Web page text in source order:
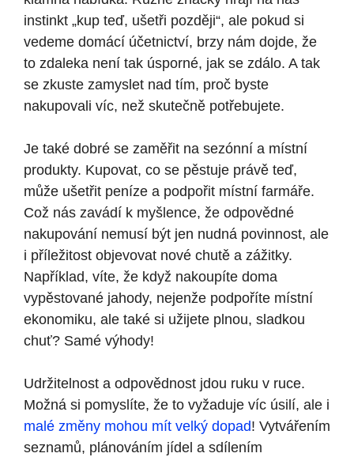
instinkt „kup teď, ušetři později“, ale pokud si
vedeme domácí účetnictví, brzy nám dojde, že
to zdaleka není tak úsporné, jak se zdálo. A tak
se zkuste zamyslet nad tím, proč byste
nakupovali víc, než skutečně potřebujete.
Je také dobré se zaměřit na sezónní a místní
produkty. Kupovat, co se pěstuje právě teď,
může ušetřit peníze a podpořit místní farmáře.
Což nás zavádí k myšlence, že odpovědné
nakupování nemusí být jen nudná povinnost, ale
i příležitost objevovat nové chutě a zážitky.
Například, víte, že když nakoupíte doma
vypěstované jahody, nejenže podpoříte místní
ekonomiku, ale také si užijete plnou, sladkou
chuť? Samé výhody!
Udržitelnost a odpovědnost jdou ruku v ruce.
Možná si pomyslíte, že to vyžaduje víc úsilí, ale i
malé změny mohou mít velký dopad! Vytvářením
seznamů, plánováním jídel a sdílením